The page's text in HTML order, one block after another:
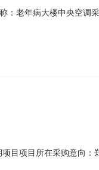
：老年病大楼中央空调
凡对本次公告内容提出
目项目所在采购意向：